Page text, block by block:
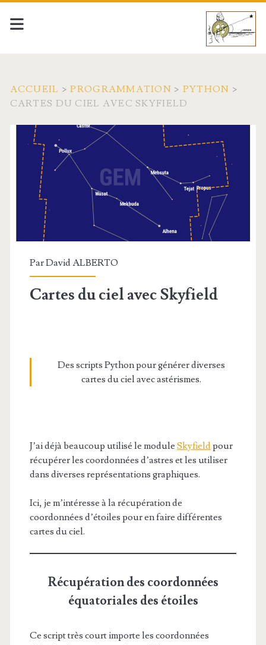
ACCUEIL >PROGRAMMATION > PYTHON >
CARTES DU CIEL AVEC SKYFIELD
ParDavid ALBERTO
Cartes du ciel avec Skyfield
Des scripts Python pour générer diverses
cartes du ciel avec astérismes.
J’ai déjà beaucoup utilisé le module Skyfieldpour
récupérer les coordonnées d’astres et les utiliser
dans diverses représentations graphiques.
Ici, je m’intéresse à la récupération de
coordonnées d’étoiles pour en faire différentes
cartes du ciel.
Récupération des coordonnées
équatoriales des étoiles
Ce script très court importe les coordonnées